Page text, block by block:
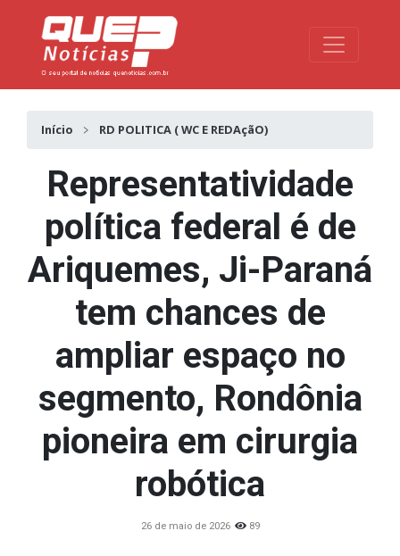
Toggle
Início RD POLITICA ( WC E REDAçãO)
Representatividade
política federal é de
Ariquemes, Ji-Paraná
tem chances de
ampliar espaço no
segmento, Rondônia
pioneira em cirurgia
robótica
26 de maio de 2026 89